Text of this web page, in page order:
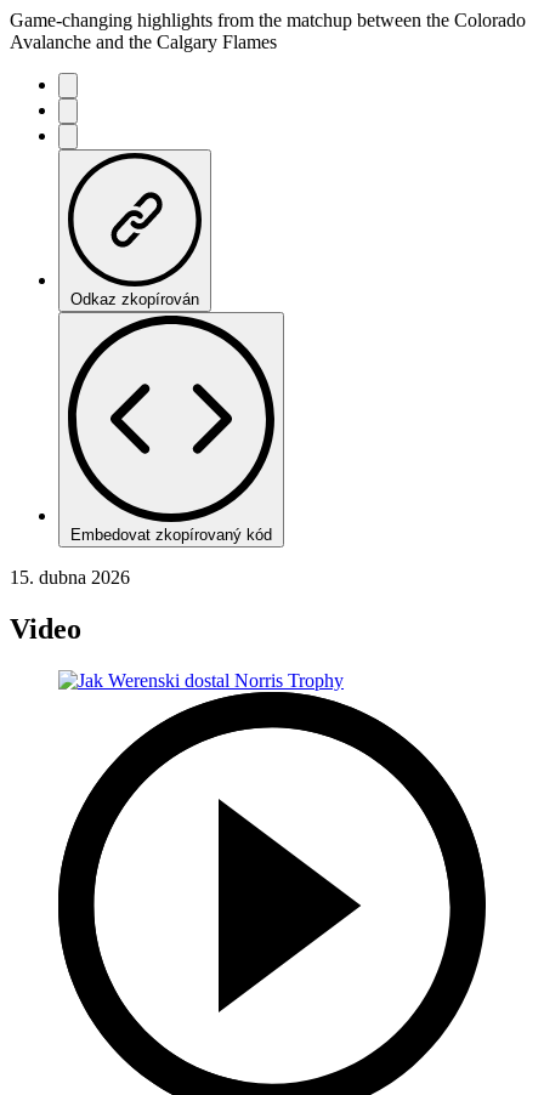
Game-changing highlights from the matchup between the Colorado
Avalanche and the Calgary Flames
Odkaz zkopírován
Embedovat zkopírovaný kód
15. dubna 2026
Video